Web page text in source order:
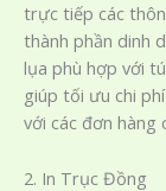
trực tiếp các
thành phần dinh
lụa phù hợp với
giúp tối ưu chi
với các đơn hàng
2. In Trục Đồng